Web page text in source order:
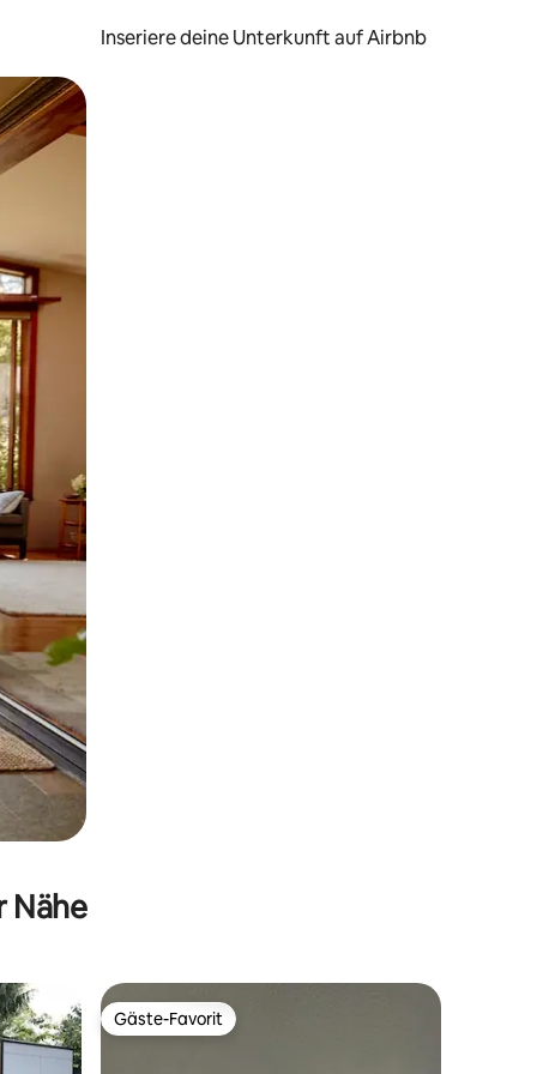
Inseriere deine Unterkunft auf Airbnb
oder Wischgesten.
Nähe
Gäste-Favorit
Gäste-Favorit